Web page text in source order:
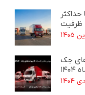
ظرفیت
جک